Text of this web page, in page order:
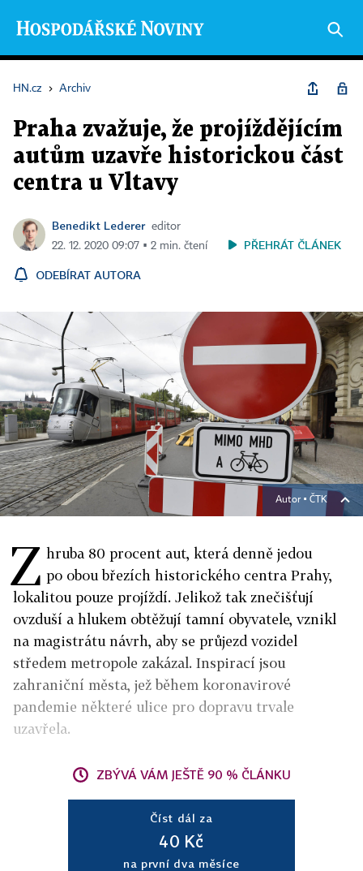
HN.cz › Archiv
Praha zvažuje, že projíždějícím
autům uzavře historickou část
centra u Vltavy
Benedikt Lederer editor
22. 12. 2020 09:07 ▪ 2 min. čtení
PŘEHRÁT ČLÁNEK
ODEBÍRAT AUTORA
Autor ▪ ČTK
Z hruba 80 procent aut, která denně jedou
po obou březích historického centra Prahy,
lokalitou pouze projíždí. Jelikož tak znečišťují
ovzduší a hlukem obtěžují tamní obyvatele, vznikl
na magistrátu návrh, aby se průjezd vozidel
středem metropole zakázal. Inspirací jsou
zahraniční města, jež během koronavirové
pandemie některé ulice pro dopravu trvale
uzavřela.
ZBÝVÁ VÁM JEŠTĚ 90 % ČLÁNKU
Číst dál za
40 Kč
na první dva měsíce